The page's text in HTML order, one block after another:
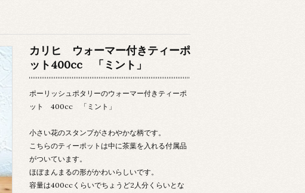
カリヒ ウォーマー付きティーポ
ット400cc 「ミント」
ポーリッシュポタリーのウォーマー付きティーポ
ット 400cc 「ミント」
小さい花のスタンプがさわやかな柄です。
こちらのティーポットは中に茶葉を入れる付属品
がついています。
ほぼまんまるの形がかわいらしいです。
容量は400ccくらいでちょうど2人分くらいとな